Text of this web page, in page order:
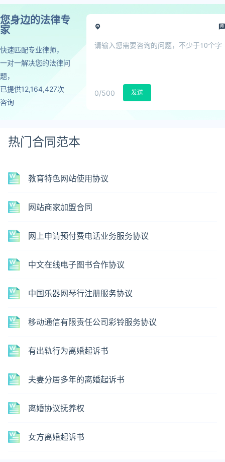
您身边的法律专
家
快速匹配专业律师，
一对一解决您的法律问
题，
已提供12,164,427次
咨询
0/500 发送
热门合同范本
教育特色网站使用协议
网站商家加盟合同
网上申请预付费电话业务服务协议
中文在线电子图书合作协议
中国乐器网琴行注册服务协议
移动通信有限责任公司彩铃服务协议
有出轨行为离婚起诉书
夫妻分居多年的离婚起诉书
离婚协议抚养权
女方离婚起诉书